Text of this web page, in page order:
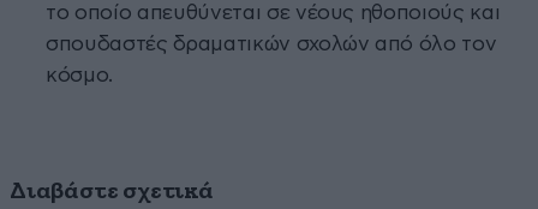
το οποίο απευθύνεται σε νέους ηθοποιούς και
σπουδαστές δραματικών σχολών από όλο τον
κόσμο.
Διαβάστε σχετικά